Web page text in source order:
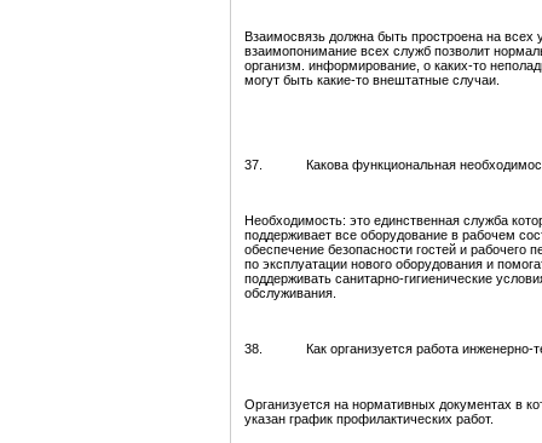
Взаимосвязь должна быть простроена на всех
взаимопонимание всех служб позволит
организм. информирование, о каких-то
могут быть какие-то внештатные случаи.
37. Какова функциональная необходимость
Необходимость: это единственная служба
поддерживает все оборудование в рабочем
обеспечение безопасности гостей и
по эксплуатации нового оборудования и
поддерживать санитарно-гигиенические
обслуживания.
38. Как организуется работа инженерно-
Организуется на нормативных документах в
указан график профилактических работ.